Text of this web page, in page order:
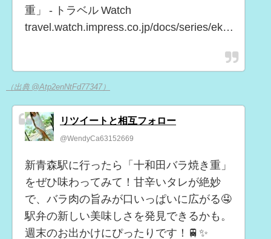
重」 - トラベル Watch
travel.watch.impress.co.jp/docs/series/ek…
（出典 @Atp2enNtFd77347）
リツイートと相互フォロー
@WendyCa63152669
新青森駅に行ったら「十和田バラ焼き重」
をぜひ味わってみて！甘辛いタレが絶妙
で、バラ肉の旨みが口いっぱいに広がる🤤
駅弁の新しい美味しさを発見できるかも。
週末のお出かけにぴったりです！🚆✨